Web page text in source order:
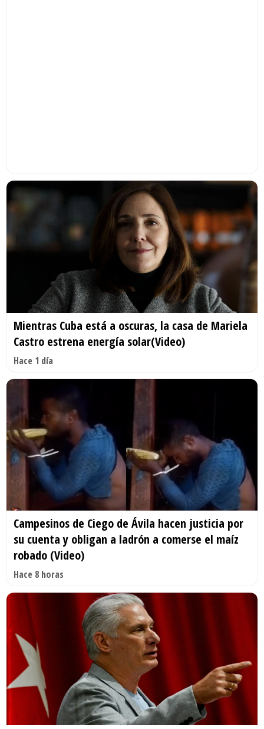
Mientras Cuba está a oscuras, la casa de Mariela
Castro estrena energía solar(Video)
Hace 1 día
Campesinos de Ciego de Ávila hacen justicia por
su cuenta y obligan a ladrón a comerse el maíz
robado (Video)
Hace 8 horas